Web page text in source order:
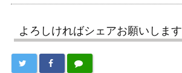
よろしければシェアお願いします